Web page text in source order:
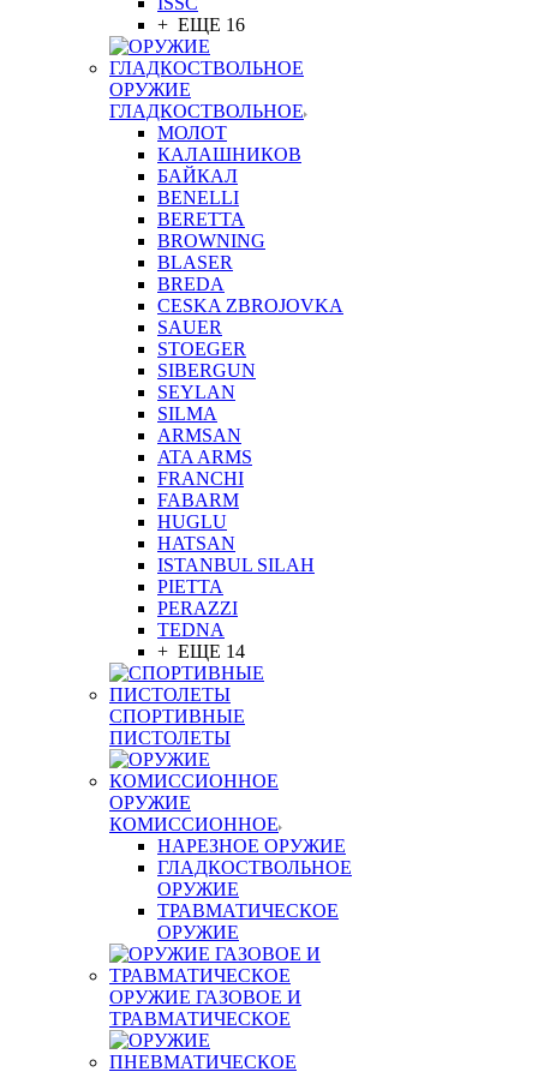
+ ЕЩЕ 16
ОРУЖИЕ
ГЛАДКОСТВОЛЬНОЕ
МОЛОТ
КАЛАШНИКОВ
БАЙКАЛ
BENELLI
BERETTA
BROWNING
BLASER
BREDA
CESKA ZBROJOVKA
SAUER
STOEGER
SIBERGUN
SEYLAN
SILMA
ARMSAN
ATA ARMS
FRANCHI
FABARM
HUGLU
HATSAN
ISTANBUL SILAH
PIETTA
PERAZZI
TEDNA
+ ЕЩЕ 14
СПОРТИВНЫЕ
ПИСТОЛЕТЫ
ОРУЖИЕ
КОМИССИОННОЕ
НАРЕЗНОЕ ОРУЖИЕ
ГЛАДКОСТВОЛЬНОЕ
ОРУЖИЕ
ТРАВМАТИЧЕСКОЕ
ОРУЖИЕ
ОРУЖИЕ ГАЗОВОЕ И
ТРАВМАТИЧЕСКОЕ